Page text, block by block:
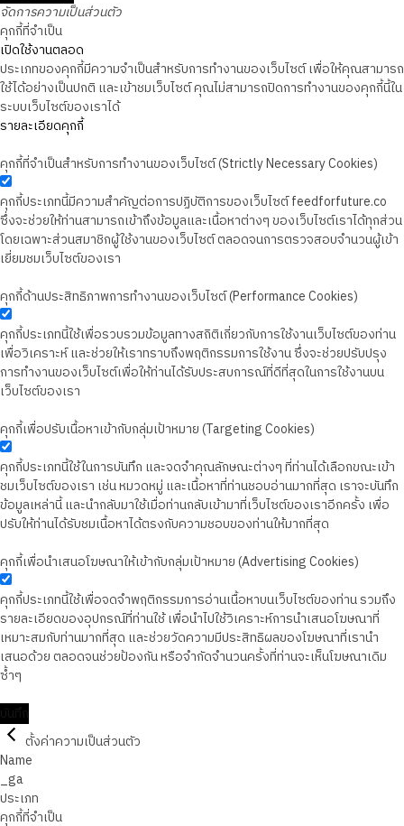
จัดการความเป็นส่วนตัว
คุกกี้ที่จำเป็น
เปิดใช้งานตลอด
ประเภทของคุกกี้มีความจำเป็นสำหรับการทำงานของเว็บไซต์ เพื่อให้คุณสามารถ
ใช้ได้อย่างเป็นปกติ และเข้าชมเว็บไซต์ คุณไม่สามารถปิดการทำงานของคุกกี้นี้ใน
ระบบเว็บไซต์ของเราได้
รายละเอียดคุกกี้
คุกกี้ที่จำเป็นสำหรับการทำงานของเว็บไซต์ (Strictly Necessary Cookies)
คุกกี้ประเภทนี้มีความสำคัญต่อการปฏิบัติการของเว็บไซต์ feedforfuture.co
ซึ่งจะช่วยให้ท่านสามารถเข้าถึงข้อมูลและเนื้อหาต่างๆ ของเว็บไซต์เราได้ทุกส่วน
โดยเฉพาะส่วนสมาชิกผู้ใช้งานของเว็บไซต์ ตลอดจนการตรวจสอบจำนวนผู้เข้า
เยี่ยมชมเว็บไซต์ของเรา
คุกกี้ด้านประสิทธิภาพการทำงานของเว็บไซต์ (Performance Cookies)
คุกกี้ประเภทนี้ใช้เพื่อรวบรวมข้อมูลทางสถิติเกี่ยวกับการใช้งานเว็บไซต์ของท่าน
เพื่อวิเคราะห์ และช่วยให้เราทราบถึงพฤติกรรมการใช้งาน ซึ่งจะช่วยปรับปรุง
การทำงานของเว็บไซต์เพื่อให้ท่านได้รับประสบการณ์ที่ดีที่สุดในการใช้งานบน
เว็บไซต์ของเรา
คุกกี้เพื่อปรับเนื้อหาเข้ากับกลุ่มเป้าหมาย (Targeting Cookies)
คุกกี้ประเภทนี้ใช้ในการบันทึก และจดจำคุณลักษณะต่างๆ ที่ท่านได้เลือกขณะเข้า
ชมเว็บไซต์ของเรา เช่น หมวดหมู่ และเนื้อหาที่ท่านชอบอ่านมากที่สุด เราจะบันทึก
ข้อมูลเหล่านี้ และนำกลับมาใช้เมื่อท่านกลับเข้ามาที่เว็บไซต์ของเราอีกครั้ง เพื่อ
ปรับให้ท่านได้รับชมเนื้อหาได้ตรงกับความชอบของท่านให้มากที่สุด
คุกกี้เพื่อนำเสนอโฆษณาให้เข้ากับกลุ่มเป้าหมาย (Advertising Cookies)
คุกกี้ประเภทนี้ใช้เพื่อจดจำพฤติกรรมการอ่านเนื้อหาบนเว็บไซต์ของท่าน รวมถึง
รายละเอียดของอุปกรณ์ที่ท่านใช้ เพื่อนำไปใช้วิเคราะห์การนำเสนอโฆษณาที่
เหมาะสมกับท่านมากที่สุด และช่วยวัดความมีประสิทธิผลของโฆษณาที่เรานำ
เสนอด้วย ตลอดจนช่วยป้องกัน หรือจำกัดจำนวนครั้งที่ท่านจะเห็นโฆษณาเดิม
ซ้ำๆ
ตั้งค่าความเป็นส่วนตัว
Name
_ga
ประเภท
คุกกี้ที่จำเป็น